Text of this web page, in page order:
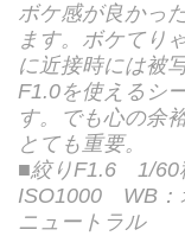
ボケ感が良かっ
ます。ボケてり
に近接時には被
F1.0を使えるシ
す。でも心の余
とても重要。
■絞りF1.6 1/
ISO1000 WB：
ニュートラル